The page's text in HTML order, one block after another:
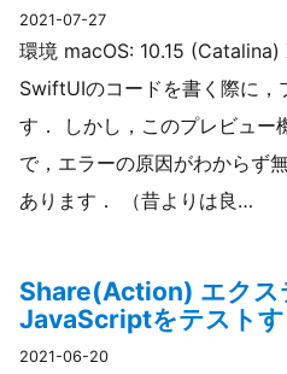
2021-07-27
環境 macOS: 10.15
SwiftUIのコードを書く際に，
す． しかし，このプレビュー
で，エラーの原因がわからず
あります． （昔よりは良…
Share(Action) エクス
JavaScriptをテストす
2021-06-20